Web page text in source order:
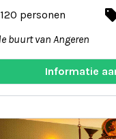
personen
buurt van Angeren
Informatie